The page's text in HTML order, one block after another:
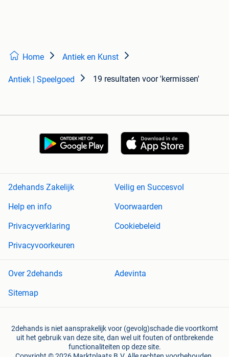
Home Antiek en Kunst
Antiek | Speelgoed 19 resultaten voor 'kermissen'
2dehands Zakelijk
Veilig en Succesvol
Help en info
Voorwaarden
Privacyverklaring
Cookiebeleid
Privacyvoorkeuren
Over 2dehands
Adevinta
Sitemap
2dehands is niet aansprakelijk voor (gevolg)schade die voortkomt
uit het gebruik van deze site, dan wel uit fouten of ontbrekende
functionaliteiten op deze site.